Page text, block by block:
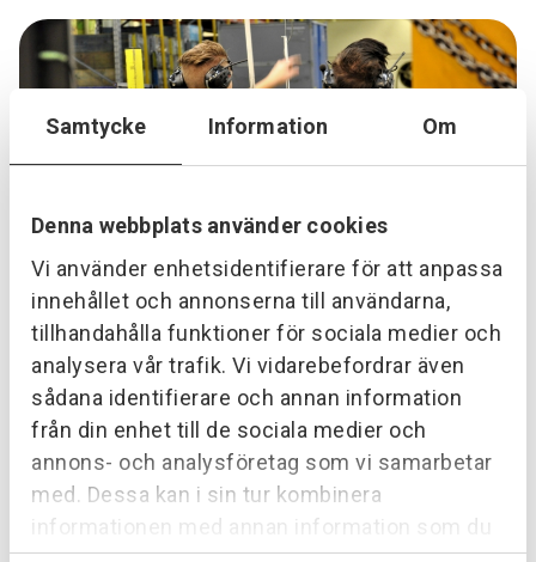
Samtycke Information Om
Denna webbplats använder cookies
Vi använder enhetsidentifierare för att anpassa
innehållet och annonserna till användarna,
tillhandahålla funktioner för sociala medier och
analysera vår trafik. Vi vidarebefordrar även
sådana identifierare och annan information
från din enhet till de sociala medier och
annons- och analysföretag som vi samarbetar
med. Dessa kan i sin tur kombinera
informationen med annan information som du
Industriel